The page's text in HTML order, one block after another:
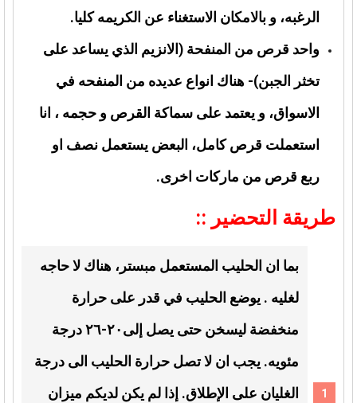
الرغبه، و بالامكان الاستغناء عن الكريمه كليا.
واحد قرص من المنفحة (الانزيم الذي يساعد على
تخثر الجبن)- هناك انواع عديده من المنفحه في
الاسواق، و يعتمد على سماكة القرص و حجمه ، انا
استعملت قرص كامل، البعض يستعمل نصف او
ربع قرص من ماركات اخرى.
طريقة التحضير ::
بما ان الحليب المستعمل مبستر، هناك لا حاجه
لغليه . يوضع الحليب في قدر على حرارة
منخفضة ليسخن حتى يصل إلى٢٠-٢٦ درجة
مئويه. يجب ان لا تصل حرارة الحليب الى درجة
الغليان على الإطلاق. إذا لم يكن لديكم ميزان